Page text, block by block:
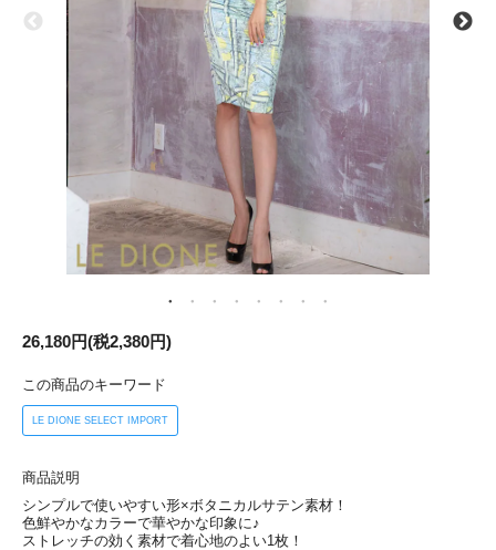
26,180円(税2,380円)
この商品のキーワード
LE DIONE SELECT IMPORT
商品説明
シンプルで使いやすい形×ボタニカルサテン素材！
色鮮やかなカラーで華やかな印象に♪
ストレッチの効く素材で着心地のよい1枚！